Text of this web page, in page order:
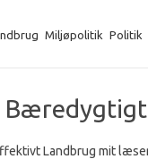
Miljøpolitik Politik
Landbrug mit